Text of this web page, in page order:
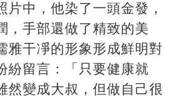
片中，他染了一頭金發，
，手部還做了精致的美
雅干凈的形象形成鮮明對
紛留言：「只要健康就
然變成大叔，但做自己很